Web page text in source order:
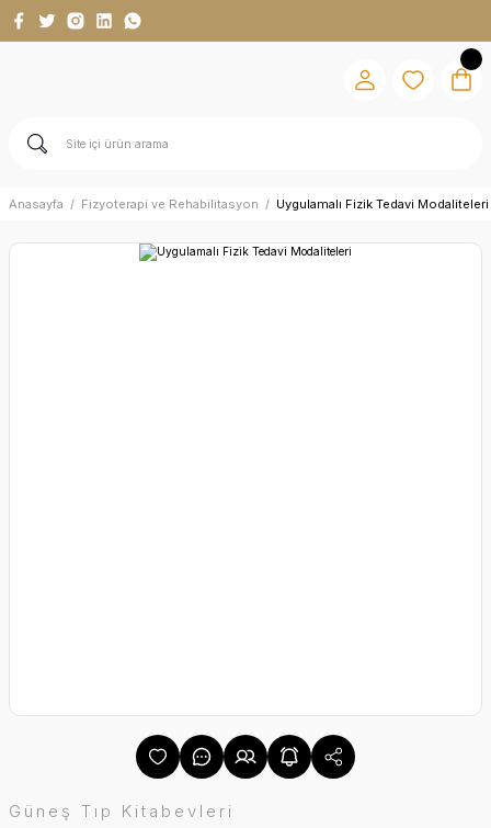
Anasayfa Fizyoterapi ve Rehabilitasyon Uygulamalı Fizik Tedavi Modaliteleri
Güneş Tıp Kitabevleri